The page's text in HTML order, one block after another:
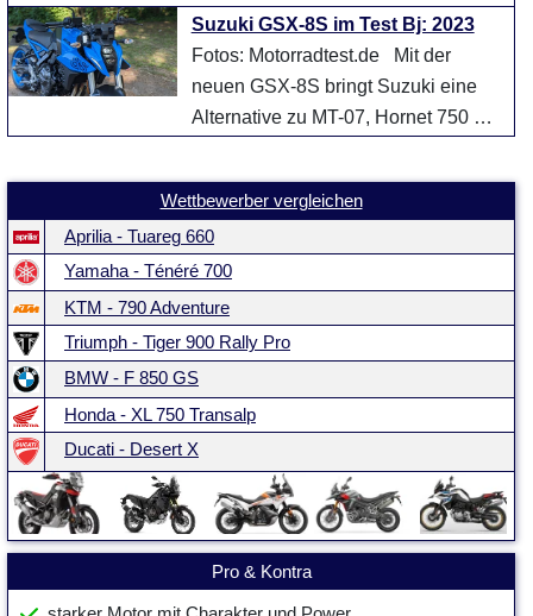
der Mittelklasse-Endur ...weiter
Suzuki GSX-8S im Test Bj: 2023
Fotos: Motorradtest.de Mit der
neuen GSX-8S bringt Suzuki eine
Alternative zu MT-07, Hornet 750 &
Wettbewerber vergleichen
Aprilia - Tuareg 660
Yamaha - Ténéré 700
KTM - 790 Adventure
Triumph - Tiger 900 Rally Pro
BMW - F 850 GS
Honda - XL 750 Transalp
Ducati - Desert X
Pro & Kontra